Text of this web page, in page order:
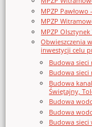
MPZP Pawłowo
MPZP
MPZP Olsztynek
Obwieszczenia
inwestycji celu
Budowa sieci
Budowa sieci
Budowa
Świętajny,
Budowa
Budowa
Budowa